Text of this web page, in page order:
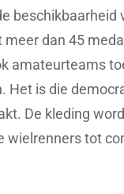
beschikbaarheid
meer dan 45
amateurteams
Het is die
De kleding
wielrenners tot